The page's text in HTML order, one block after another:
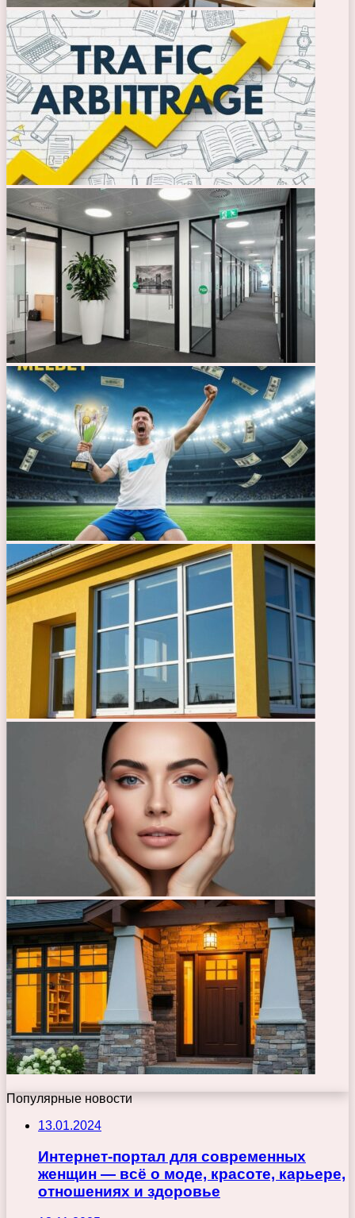
Популярные новости
13.01.2024
Интернет-портал для современных
женщин — всё о моде, красоте, карьере,
отношениях и здоровье